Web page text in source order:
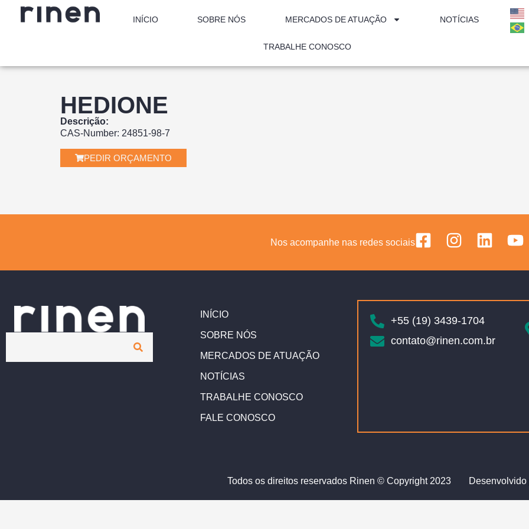
INÍCIO SOBRE NÓS MERCADOS DE ATUAÇÃO NOTÍCIAS
TRABALHE CONOSCO
HEDIONE
Descrição:
CAS-Number: 24851-98-7
PEDIR ORÇAMENTO
Nos acompanhe nas redes sociais
INÍCIO
SOBRE NÓS
MERCADOS DE ATUAÇÃO
NOTÍCIAS
TRABALHE CONOSCO
FALE CONOSCO
+55 (19) 3439-1704
contato@rinen.com.br
Todos os direitos reservados Rinen © Copyright 2023 Desenvolvido